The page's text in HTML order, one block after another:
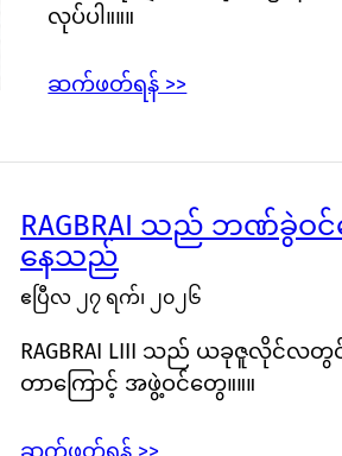
လုပ်ပါ။။။
ဆက်ဖတ်ရန် >>
RAGBRAI သည် ဘဏ်ခွဲဝ
နေသည်
ဧပြီလ ၂၇ ရက်၊ ၂၀၂၆
RAGBRAI LIII သည် ယခုဇူလိုင်လတွ
တာကြောင့် အဖွဲ့ဝင်တွေ။။။